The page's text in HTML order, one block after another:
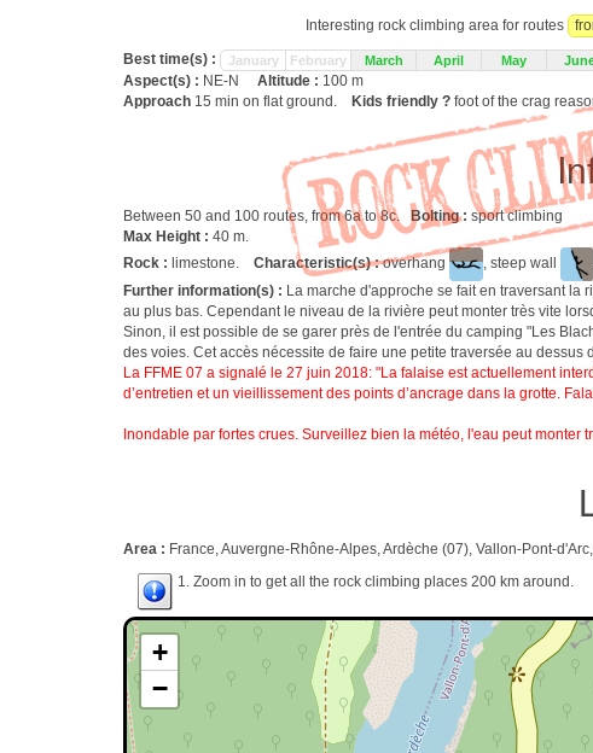
Interesting rock climbing area for routes
Best time(s) : January February March April May
Aspect(s) : NE-N Altitude : 100 m
Approach 15 min on flat ground. Kids friendly ? foot of the crag
Between 50 and 100 routes, from 6a to 8c. Bolting : sport climbing
Max Height : 40 m.
Rock : limestone. Characteristic(s) :overhang , steep wall
Further information(s) : La marche d'approche se fait en traversant la
au plus bas. Cependant le niveau de la rivière peut monter très vite
Sinon, il est possible de se garer près de l'entrée du camping "Les
des voies. Cet accès nécessite de faire une petite traversée au dessus
La FFME 07 a signalé le 27 juin 2018: "La falaise est actuellement
d’entretien et un vieillissement des points d’ancrage dans la grotte.
Inondable par fortes crues. Surveillez bien la météo, l'eau peut monter
Area : France, Auvergne-Rhône-Alpes, Ardèche (07), Vallon-Pont-
1. Zoom in to get all the rock climbing places 200 km around.
+
−